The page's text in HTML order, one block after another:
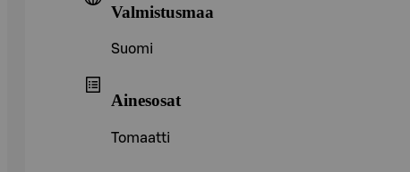
Valmistusmaa
Suomi
Ainesosat
Tomaatti